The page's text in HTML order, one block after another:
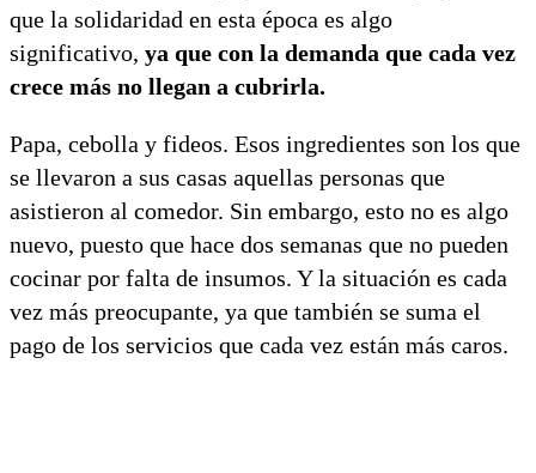
que la solidaridad en esta época es algo
significativo, ya que con la demanda que cada vez
crece más no llegan a cubrirla.
Papa, cebolla y fideos. Esos ingredientes son los que
se llevaron a sus casas aquellas personas que
asistieron al comedor. Sin embargo, esto no es algo
nuevo, puesto que hace dos semanas que no pueden
cocinar por falta de insumos. Y la situación es cada
vez más preocupante, ya que también se suma el
pago de los servicios que cada vez están más caros.